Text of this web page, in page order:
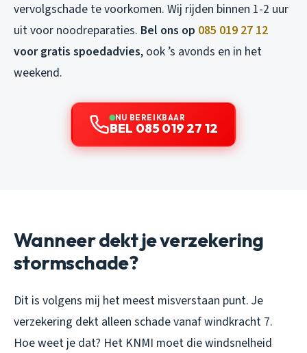
vervolgschade te voorkomen. Wij rijden binnen 1-2 uur
uit voor noodreparaties. Bel ons op 085 019 27 12
voor gratis spoedadvies, ook ’s avonds en in het
weekend.
NU BEREIKBAAR
BEL 085 019 27 12
Wanneer dekt je verzekering
stormschade?
Dit is volgens mij het meest misverstaan punt. Je
verzekering dekt alleen schade vanaf windkracht 7.
Hoe weet je dat? Het KNMI moet die windsnelheid